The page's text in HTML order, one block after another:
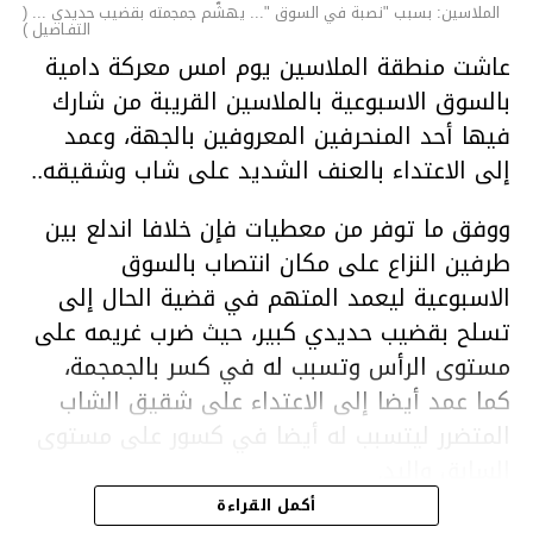
الملاسين: بسبب "نصبة في السوق "... يهشّم جمجمته بقضيب حديدي ... (
التفـاصيل )
عاشت منطقة الملاسين يوم امس معركة دامية
بالسوق الاسبوعية بالملاسين القريبة من شارك
فيها أحد المنحرفين المعروفين بالجهة، وعمد
إلى الاعتداء بالعنف الشديد على شاب وشقيقه..
ووفق ما توفر من معطيات فإن خلافا اندلع بين
طرفين النزاع على مكان انتصاب بالسوق
الاسبوعية ليعمد المتهم في قضية الحال إلى
تسلح بقضيب حديدي كبير، حيث ضرب غريمه على
مستوى الرأس وتسبب له في كسر بالجمجمة،
كما عمد أيضا إلى الاعتداء على شقيق الشاب
المتضرر ليتسبب له أيضا في كسور على مستوى
هذا وقد تمكن أعوان مركز الأمن الوطني بحي
أكمل القراءة